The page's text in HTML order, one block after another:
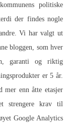
politiske
der findes nogle
Vi har valgt ut
bloggen, som hver
garanti og riktig
er 5 år.
mer enn åtte etasjer
strengere krav til
Google Analytics